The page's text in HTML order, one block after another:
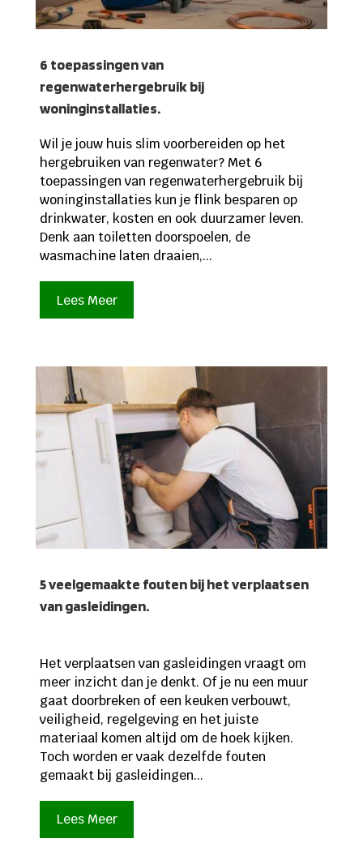
6 toepassingen van
regenwaterhergebruik bij
woninginstallaties.
Wil je jouw huis slim voorbereiden op het
hergebruiken van regenwater? Met 6
toepassingen van regenwaterhergebruik bij
woninginstallaties kun je flink besparen op
drinkwater, kosten en ook duurzamer leven.
Denk aan toiletten doorspoelen, de
wasmachine laten draaien,...
Lees Meer
5 veelgemaakte fouten bij het verplaatsen
van gasleidingen.
Het verplaatsen van gasleidingen vraagt om
meer inzicht dan je denkt. Of je nu een muur
gaat doorbreken of een keuken verbouwt,
veiligheid, regelgeving en het juiste
materiaal komen altijd om de hoek kijken.
Toch worden er vaak dezelfde fouten
gemaakt bij gasleidingen...
Lees Meer